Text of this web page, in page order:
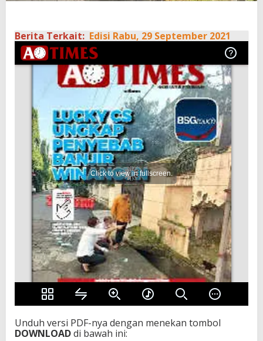
Berita Terkait: Edisi Rabu, 29 September 2021
Unduh versi PDF-nya dengan menekan tombol
DOWNLOADdi bawah ini: